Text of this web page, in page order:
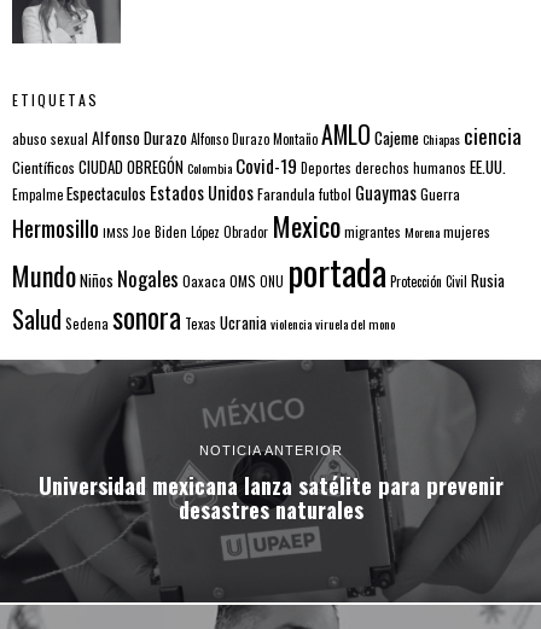
ETIQUETAS
abuso sexual Alfonso DurazoAlfonso Durazo MontañoAMLO CajemeChiapas ciencia
Científicos CIUDAD OBREGÓNColombia Covid-19 Deportes derechos humanos EE.UU.
EmpalmeEspectaculos Estados UnidosFarandulafutbol GuaymasGuerra
Hermosillo IMSS Joe Biden López Obrador Mexicomigrantes Morenamujeres
MundoNiños Nogales Oaxaca OMS ONU portada Protección Civil Rusia
Salud Sedena sonora Texas Ucraniaviolenciaviruela del mono
NOTICIA ANTERIOR
Universidad mexicana lanza satélite para prevenir
desastres naturales